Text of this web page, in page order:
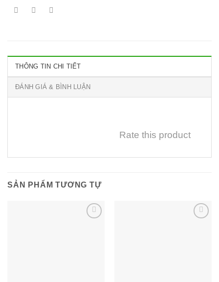
THÔNG TIN CHI TIẾT
ĐÁNH GIÁ & BÌNH LUẬN
Rate this product
SẢN PHẨM TƯƠNG TỰ